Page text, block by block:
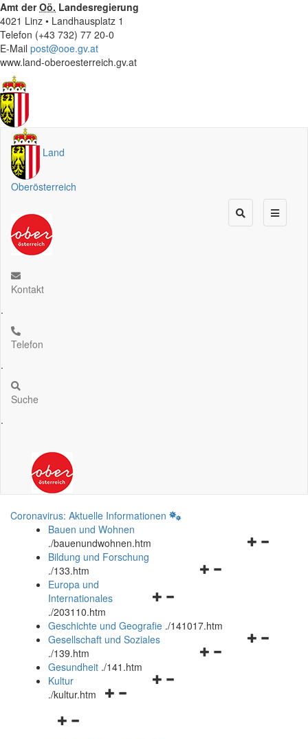
Amt derOö. Landesregierung
4021 Linz • Landhausplatz 1
Telefon (+43 732) 77 20-0
E-Mail post@ooe.gv.at
www.land-oberoesterreich.gv.at
Land
Oberösterreich
Kontakt
.
Telefon
.
Suche
.
Coronavirus: Aktuelle Informationen
Bauen und Wohnen
./bauenundwohnen.htm
Navigationsmenü
Bildung und Forschung
./133.htm
Navigationsmenü
und
schließen
Europa und
Internationales
./203110.htm
Geschichte und Geografie ./141017.htm
Navigationsmenü
Gesellschaft und Soziales
./139.htm
Navigationsmenü
Gesundheit ./141.htm
Navigationsmenü
Kultur
./kultur.htm
Navigationsmenü